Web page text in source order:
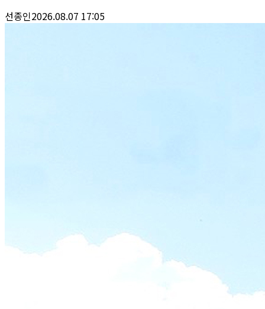
선종인2026.08.07 17:05